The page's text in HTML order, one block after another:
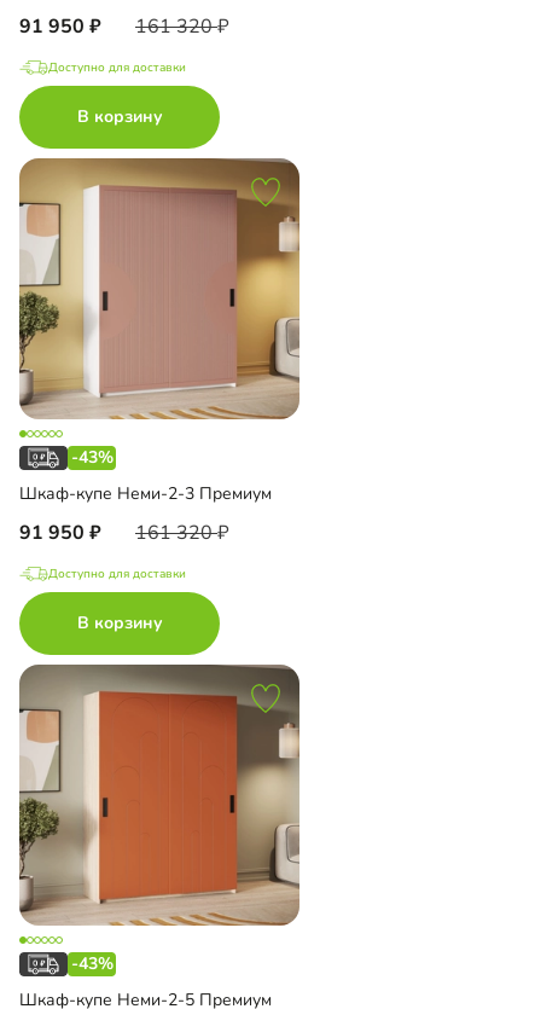
91 950 161 320
Доступно для доставки
В корзину
-43%
Шкаф-купе Неми-2-3 Премиум
91 950 161 320
Доступно для доставки
В корзину
-43%
Шкаф-купе Неми-2-5 Премиум